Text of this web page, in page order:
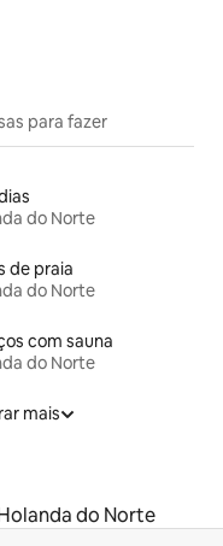
para fazer
do Norte
de praia
do Norte
com sauna
do Norte
mais
do Norte